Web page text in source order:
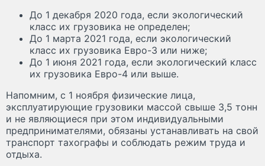
До 1 декабря 2020 года, если экологический
класс их грузовика не определен;
До 1 марта 2021 года, если экологический
класс их грузовика Евро-3 или ниже;
До 1 июня 2021 года, если экологический класс
их грузовика Евро-4 или выше.
Напомним, с 1 ноября физические лица,
эксплуатирующие грузовики массой свыше 3,5 тонн
и не являющиеся при этом индивидуальными
предпринимателями, обязаны устанавливать на свой
транспорт тахографы и соблюдать режим труда и
отдыха.